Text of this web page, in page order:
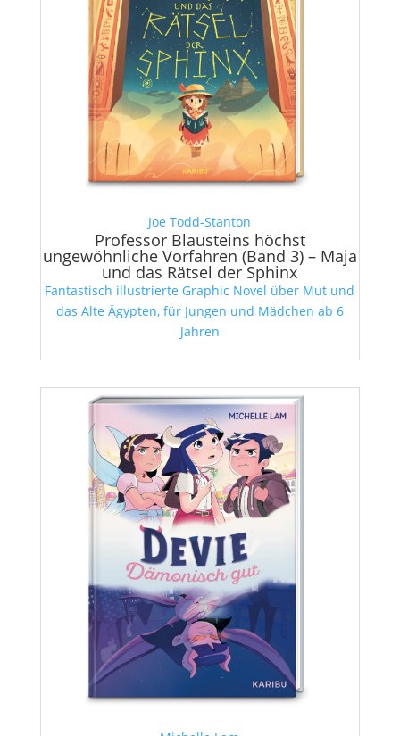
Joe Todd-Stanton
Professor Blausteins höchst
ungewöhnliche Vorfahren (Band 3) – Maja
und das Rätsel der Sphinx
Fantastisch illustrierte Graphic Novel über Mut und
das Alte Ägypten, für Jungen und Mädchen ab 6
Jahren